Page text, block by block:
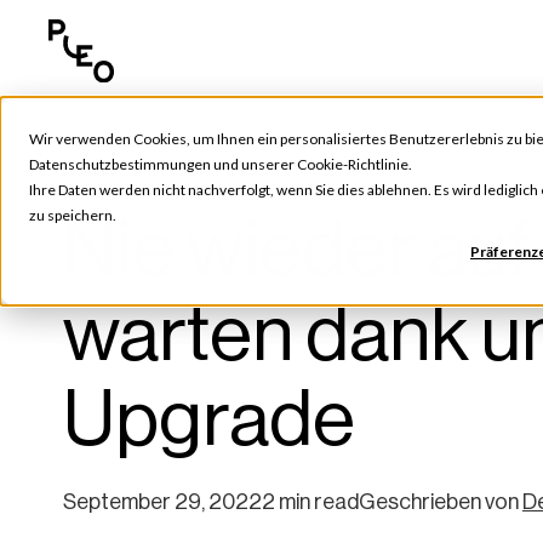
Wir verwenden Cookies, um Ihnen ein personalisiertes Benutzererlebnis zu
Datenschutzbestimmungen und unsererCookie-Richtlinie.
Ihre Daten werden nicht nachverfolgt, wenn Sie dies ablehnen. Es wird
zu speichern.
Pleo Updates
Nie wieder
warten dank
Upgrade
September 29, 20222 min readGeschrieben von